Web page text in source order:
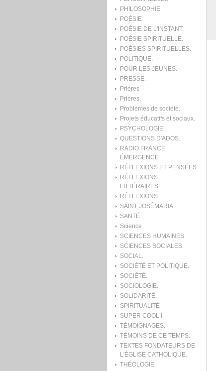
PHILOSOPHIE
POÉSIE
POÉSIE DE L'INSTANT.
POÉSIE SPIRITUELLE.
POÉSIES SPIRITUELLES.
POLITIQUE.
POUR LES JEUNES.
PRESSE.
Prières
Prières.
Problèmes de société.
Projets éducatifs et sociaux.
PSYCHOLOGIE.
QUESTIONS D'ADOS.
RADIO FRANCE
ÉMERGENCE
RÉFLEXIONS ET PENSÉES
RÉFLEXIONS
LITTÉRAIRES.
RÉFLEXIONS.
SAINT JOSÉMARIA.
SANTÉ.
Science
SCIENCES HUMAINES
SCIENCES SOCIALES.
SOCIAL.
SOCIÉTÉ ET POLITIQUE.
SOCIÉTÉ.
SOCIOLOGIE.
SOLIDARITÉ.
SPIRITUALITÉ
SUPER COOL !
TÉMOIGNAGES.
TÉMOINS DE CE TEMPS.
TEXTES FONDATEURS DE
L'ÉGLISE CATHOLIQUE.
THÉOLOGIE